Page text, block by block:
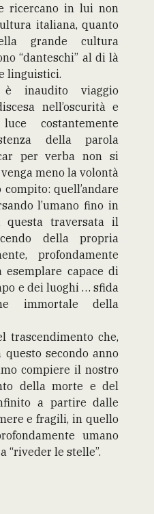
ricercano in lui non
italiana, quanto
grande cultura
“danteschi” al di là
linguistici.
inaudito viaggio
nell’oscurità e
costantemente
della parola
per verba non si
meno la volontà
quell’andare
l’umano fino in
questa traversata il
della propria
profondamente
esemplare capace di
e dei luoghi … sfida
immortale della
trascendimento che,
secondo anno
compiere il nostro
della morte e del
a partire dalle
e fragili, in quello
umano
“riveder le stelle”.